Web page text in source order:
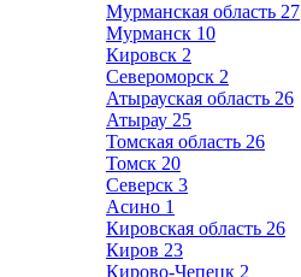
Мурманская область 27
Мурманск 10
Кировск 2
Североморск 2
Атырауская область 26
Атырау 25
Томская область 26
Томск 20
Северск 3
Асино 1
Кировская область 26
Киров 23
Кирово-Чепецк 2